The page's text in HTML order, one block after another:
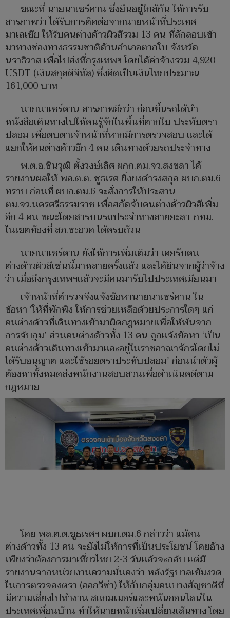
ขณะที่ นายนาเซร์คาน ซึ่งยืนอยู่ใกล้กัน ให้การรับ
สารภาพว่า ได้รับการติดต่อจากนายหน้าที่ประเทศ
มาเลเซีย ให้รับคนต่างด้าวผิวสีรวม 13 คน ที่ลักลอบเข้า
มาทางช่องทางธรรมชาติด้านอำเภอตากใบ จังหวัด
นราธิวาส เพื่อไปส่งที่กรุงเทพฯ โดยได้ค่าจ้างรวม 4,920
USDT (เงินสกุลดิจิทัล) ซึ่งคิดเป็นเงินไทยประมาณ
161,000 บาท
นายนาเซร์คาน สารภาพอีกว่า ก่อนขึ้นรถได้นำ
หนังสือเดินทางไปให้คนรู้จักในพื้นที่ตากใบ ประทับตรา
ปลอม เพื่อตบตาเจ้าหน้าที่หากมีการตรวจสอบ และได้
แยกให้คนต่างด้าวอีก 4 คน เดินทางด้วยรถประจำทาง
พ.ต.อ.ชินวุฒิ ตั้งวงษ์เลิศ ผกก.ตม.จว.สงขลา ได้
รายงานผลให้ พล.ต.ต. ชูธเรศ ยิ่งยงดำรงสกุล ผบก.ตม.6
ทราบ ก่อนที่ ผบก.ตม.6 จะสั่งการให้ประสาน
ตม.จว.นครศรีธรรมราช เพื่อสกัดจับคนต่างด้าวผิวสีเพิ่ม
อีก 4 คน ขณะโดยสารบนรถประจำทางสายยะลา-กทม.
ในเขตท้องที่ สภ.ชะอวด ได้ครบถ้วน
นายนาเซร์คาน ยังให้การเพิ่มเติมว่า เคยรับคน
ต่างด้าวผิวสีเช่นนี้มาหลายครั้งแล้ว และได้ยินจากผู้ว่าจ้าง
ว่า เมื่อถึงกรุงเทพฯแล้วจะมีคนมารับไปประเทศเมียนมา
เจ้าหน้าที่ตำรวจจึงแจ้งข้อหานายนาเซร์คาน ใน
ข้อหา ‘ให้ที่พักพิง ให้การช่วยเหลือด้วยประการใดๆ แก่
คนต่างด้าวที่เดินทางเข้ามาผิดกฎหมายเพื่อให้พ้นจาก
การจับกุม’ ส่วนคนต่างด้าวทั้ง 13 คน ถูกแจ้งข้อหา ‘เป็น
คนต่างด้าวเดินทางเข้ามาและอยู่ในราชอาณาจักรโดยไม่
ได้รับอนุญาต และใช้รอยตราประทับปลอม’ ก่อนนำตัวผู้
ต้องหาทั้งหมดส่งพนักงานสอบสวนเพื่อดำเนินคดีตาม
กฎหมาย
โดย พล.ต.ต.ชูธเรศฯ ผบก.ตม.6 กล่าวว่า แม้คน
ต่างด้าวทั้ง 13 คน จะยังไม่ให้การที่เป็นประโยชน์ โดยอ้าง
เพียงว่าต้องการมาเที่ยวไทย 2-3 วันแล้วจะกลับ แต่มี
รายงานจากหน่วยงานความมั่นคงว่า หลังรัฐบาลเข้มงวด
ในการตรวจลงตรา (ออกวีซ่า) ให้กับกลุ่มคนบางสัญชาติที่
มีความเสี่ยงไปทำงาน สแกมเมอร์และพนันออนไลน์ใน
ประเทศเพื่อนบ้าน ทำให้นายหน้าเริ่มเปลี่ยนเส้นทาง โดย